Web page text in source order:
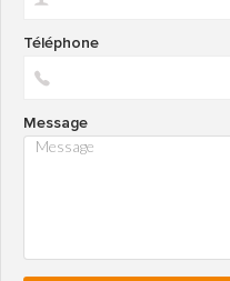
Téléphone
Message